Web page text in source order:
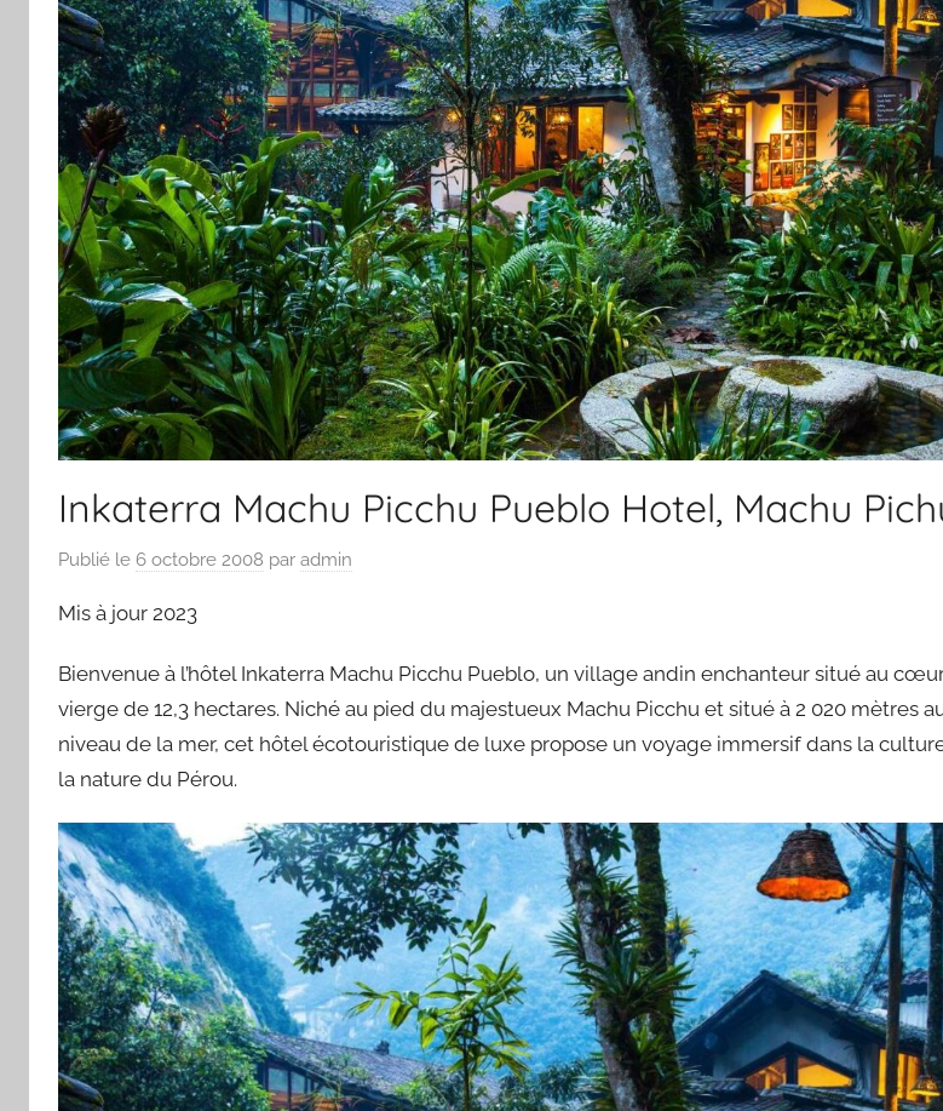
Inkaterra Machu Picchu Pueblo Hotel, Machu
Publié le 6 octobre 2008 par admin
Mis à jour 2023
Bienvenue à l’hôtel Inkaterra Machu Picchu Pueblo, un village andin enchanteur situé au
vierge de 12,3 hectares. Niché au pied du majestueux Machu Picchu et situé à 2 020 mètres
niveau de la mer, cet hôtel écotouristique de luxe propose un voyage immersif dans la
la nature du Pérou.